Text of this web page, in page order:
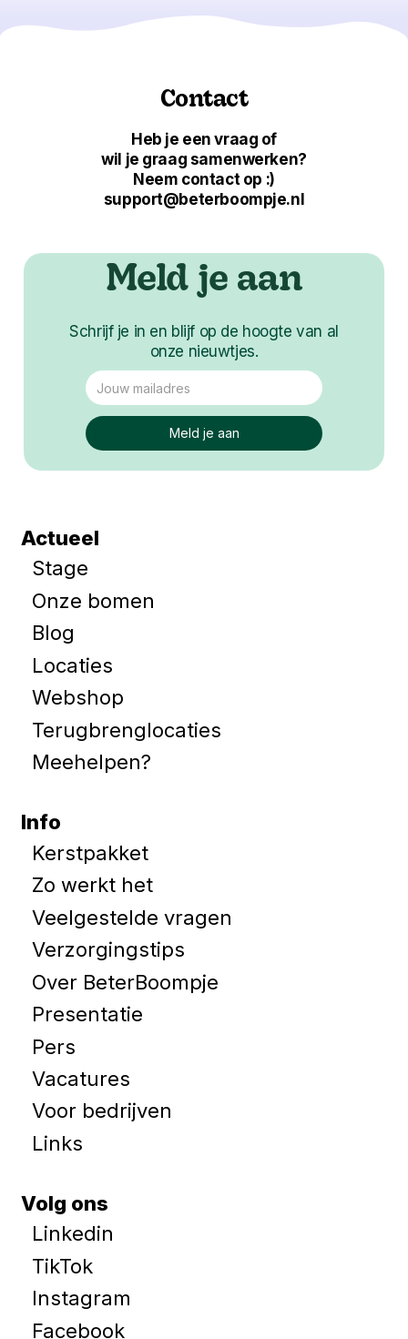
Contact
Heb je een vraag of
wil je graag samenwerken?
Neem contact op :)
support@beterboompje.nl
Meld je aan
Schrijf je in en blijf op de hoogte van al
onze nieuwtjes.
Actueel
Stage
Onze bomen
Blog
Locaties
Webshop
Terugbrenglocaties
Meehelpen?
Info
Kerstpakket
Zo werkt het
Veelgestelde vragen
Verzorgingstips
Over BeterBoompje
Presentatie
Pers
Vacatures
Voor bedrijven
Links
Volg ons
Linkedin
TikTok
Instagram
Facebook